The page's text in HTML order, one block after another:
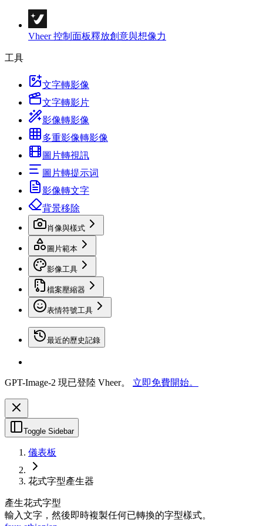
Vheer 控制面板釋放創意與想像力
工具
文字轉影像
文字轉影片
影像轉影像
多重影像轉影像
圖片轉視訊
圖片轉提示词
影像轉文字
背景移除
肖像與樣式
圖片範本
影像工具
檔案壓縮器
表情符號工具
最近的歷史記錄
GPT-Image-2 現已登陸 Vheer。 立即免費開始。
Toggle Sidebar
儀表板
花式字型產生器
產生花式字型
輸入文字，然後即時複製任何已轉換的字型樣式。